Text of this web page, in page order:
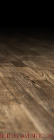
BY AVENTIO.DK